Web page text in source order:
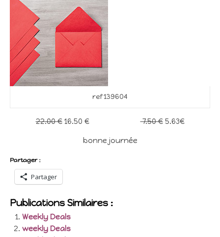
ref 139604
22.00 €16.50 €7.50 €5.63€
bonne journée
Partager :
Partager
Publications Similaires :
Weekly Deals
weekly Deals